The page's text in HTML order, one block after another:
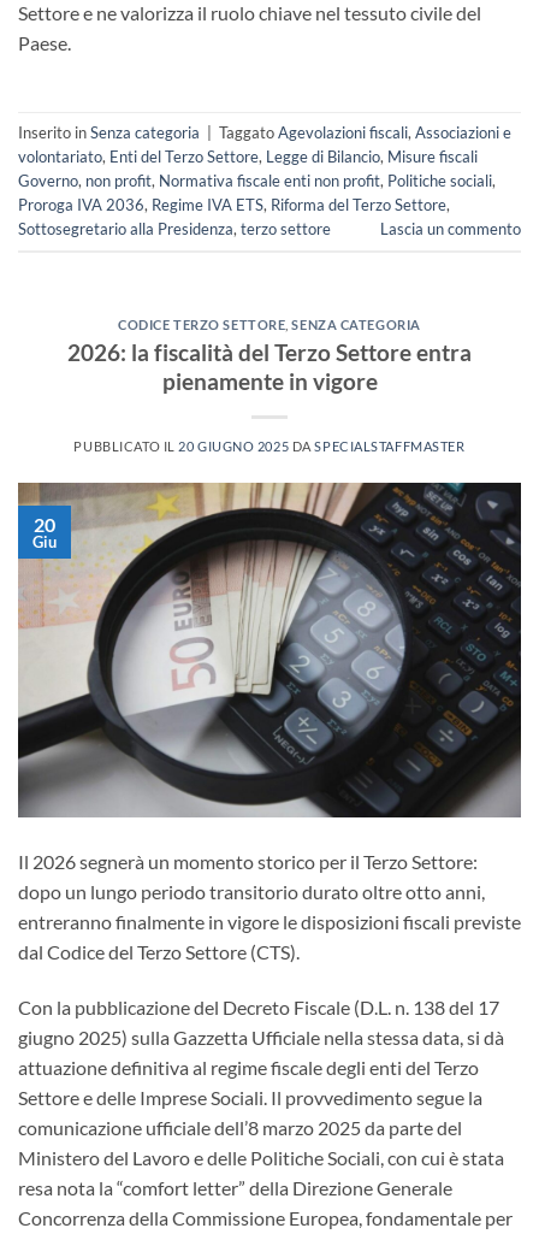
Settore e ne valorizza il ruolo chiave nel tessuto civile del
Paese.
Inserito inSenza categoria TaggatoAgevolazioni fiscali,Associazioni e
volontariato, Enti del Terzo Settore, Legge di Bilancio, Misure fiscali
Governo, non profit, Normativa fiscale enti non profit, Politiche sociali,
Proroga IVA 2036, Regime IVA ETS, Riforma del Terzo Settore,
Sottosegretario alla Presidenza,terzo settore Lascia un commento
CODICE TERZO SETTORE ,SENZA CATEGORIA
2026: la fiscalità del Terzo Settore entra
pienamente in vigore
PUBBLICATO IL 20 GIUGNO 2025 DASPECIALSTAFFMASTER
20
Giu
Il 2026 segnerà un momento storico per il Terzo Settore:
dopo un lungo periodo transitorio durato oltre otto anni,
entreranno finalmente in vigore le disposizioni fiscali previste
dal Codice del Terzo Settore (CTS).
Con la pubblicazione del Decreto Fiscale (D.L. n. 138 del 17
giugno 2025) sulla Gazzetta Ufficiale nella stessa data, si dà
attuazione definitiva al regime fiscale degli enti del Terzo
Settore e delle Imprese Sociali. Il provvedimento segue la
comunicazione ufficiale dell’8 marzo 2025 da parte del
Ministero del Lavoro e delle Politiche Sociali, con cui è stata
resa nota la “comfort letter” della Direzione Generale
Concorrenza della Commissione Europea, fondamentale per